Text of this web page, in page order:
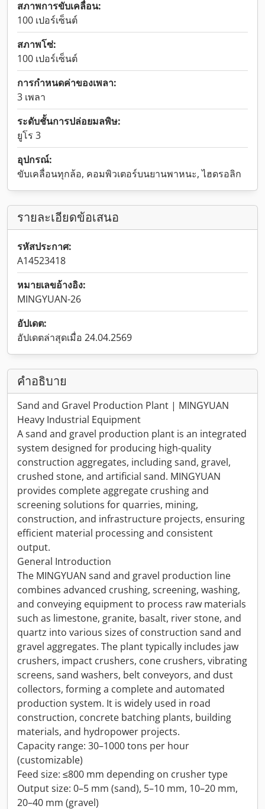
สภาพการขับเคลื่อน:
100 เปอร์เซ็นต์
สภาพโซ่:
100 เปอร์เซ็นต์
การกำหนดค่าของเพลา:
3 เพลา
ระดับชั้นการปล่อยมลพิษ:
ยูโร 3
อุปกรณ์:
ขับเคลื่อนทุกล้อ, คอมพิวเตอร์บนยานพาหนะ, ไฮดรอลิก
รายละเอียดข้อเสนอ
รหัสประกาศ:
A14523418
หมายเลขอ้างอิง:
MINGYUAN-26
อัปเดต:
อัปเดตล่าสุดเมื่อ 24.04.2569
คำอธิบาย
Sand and Gravel Production Plant | MINGYUAN
Heavy Industrial Equipment
A sand and gravel production plant is an integrated
system designed for producing high-quality
construction aggregates, including sand, gravel,
crushed stone, and artificial sand. MINGYUAN
provides complete aggregate crushing and
screening solutions for quarries, mining,
construction, and infrastructure projects, ensuring
efficient material processing and consistent
output.
General Introduction
The MINGYUAN sand and gravel production line
combines advanced crushing, screening, washing,
and conveying equipment to process raw materials
such as limestone, granite, basalt, river stone, and
quartz into various sizes of construction sand and
gravel aggregates. The plant typically includes jaw
crushers, impact crushers, cone crushers, vibrating
screens, sand washers, belt conveyors, and dust
collectors, forming a complete and automated
production system. It is widely used in road
construction, concrete batching plants, building
materials, and hydropower projects.
Capacity range: 30–1000 tons per hour
(customizable)
Feed size: ≤800 mm depending on crusher type
Output size: 0–5 mm (sand), 5–10 mm, 10–20 mm,
20–40 mm (gravel)